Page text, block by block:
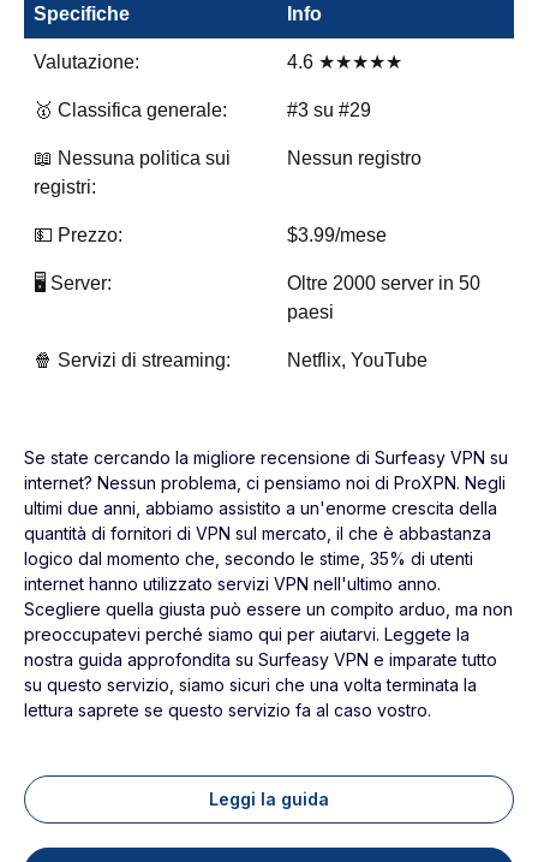
Specifiche Info
Valutazione: 4.6 ★★★★★
🥇 Classifica generale: #3 su #29
📖 Nessuna politica sui
registri:
Nessun registro
💵 Prezzo: $3.99/mese
🖥️ Server:
Oltre 2000 server in 50
paesi
🍿 Servizi di streaming: Netflix, YouTube
Se state cercando la migliore recensione di Surfeasy VPN su
internet? Nessun problema, ci pensiamo noi di ProXPN. Negli
ultimi due anni, abbiamo assistito a un'enorme crescita della
quantità di fornitori di VPN sul mercato, il che è abbastanza
logico dal momento che, secondo le stime, 35% di utenti
internet hanno utilizzato servizi VPN nell'ultimo anno.
Scegliere quella giusta può essere un compito arduo, ma non
preoccupatevi perché siamo qui per aiutarvi. Leggete la
nostra guida approfondita su Surfeasy VPN e imparate tutto
su questo servizio, siamo sicuri che una volta terminata la
lettura saprete se questo servizio fa al caso vostro.
Leggi la guida